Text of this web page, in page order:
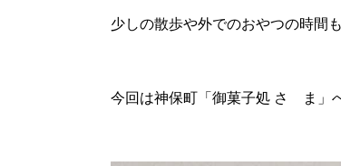
少しの散歩や外でのおやつの時間
今回は神保町「御菓子処 さゝま」へ